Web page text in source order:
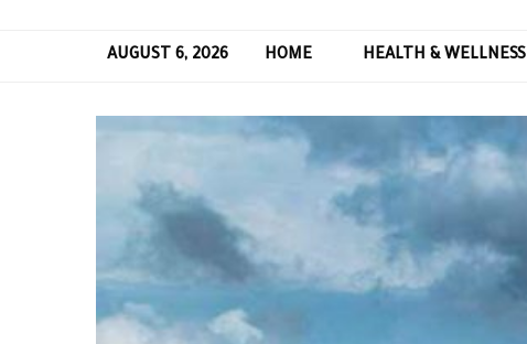
AUGUST 6, 2026 HOME HEALTH & WELLNESS